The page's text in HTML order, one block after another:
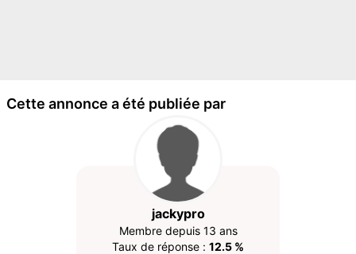
Cette annonce a été publiée par
jackypro
Membre depuis 13 ans
Taux de réponse : 12.5 %